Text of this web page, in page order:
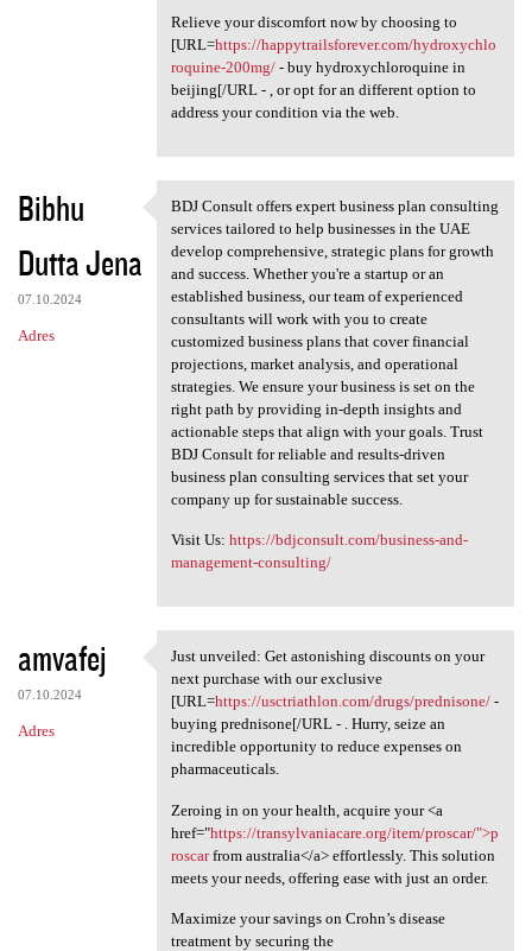
Relieve your discomfort now by choosing to
[URL=https://happytrailsforever.com/hydroxychlo
roquine-200mg/- buy hydroxychloroquine in
beijing[/URL - , or opt for an different option to
address your condition via the web.
Bibhu
Dutta Jena
07.10.2024
Adres
BDJ Consult offers expert
BDJ Consult offers expert business plan consulting
services tailored to help businesses in the UAE
develop comprehensive, strategic plans for growth
and success. Whether you're a startup or an
established business, our team of experienced
consultants will work with you to create
customized business plans that cover financial
projections, market analysis, and operational
strategies. We ensure your business is set on the
right path by providing in-depth insights and
actionable steps that align with your goals. Trust
BDJ Consult for reliable and results-driven
business plan consulting services that set your
company up for sustainable success.
Visit Us: https://bdjconsult.com/business-and-
management-consulting/
amvafej
07.10.2024
Adres
Just unveiled: Get
Just unveiled: Get astonishing discounts on your
next purchase with our exclusive
[URL=https://usctriathlon.com/drugs/prednisone/-
buying prednisone[/URL - . Hurry, seize an
incredible opportunity to reduce expenses on
pharmaceuticals.
Zeroing in on your health, acquire your <a
href="https://transylvaniacare.org/item/proscar/">p
roscarfrom australia</a> effortlessly. This solution
meets your needs, offering ease with just an order.
Maximize your savings on Crohn’s disease
treatment by securing the